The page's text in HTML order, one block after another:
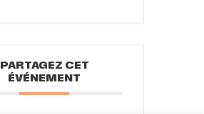
PARTAGEZ CET
ÉVÉNEMENT